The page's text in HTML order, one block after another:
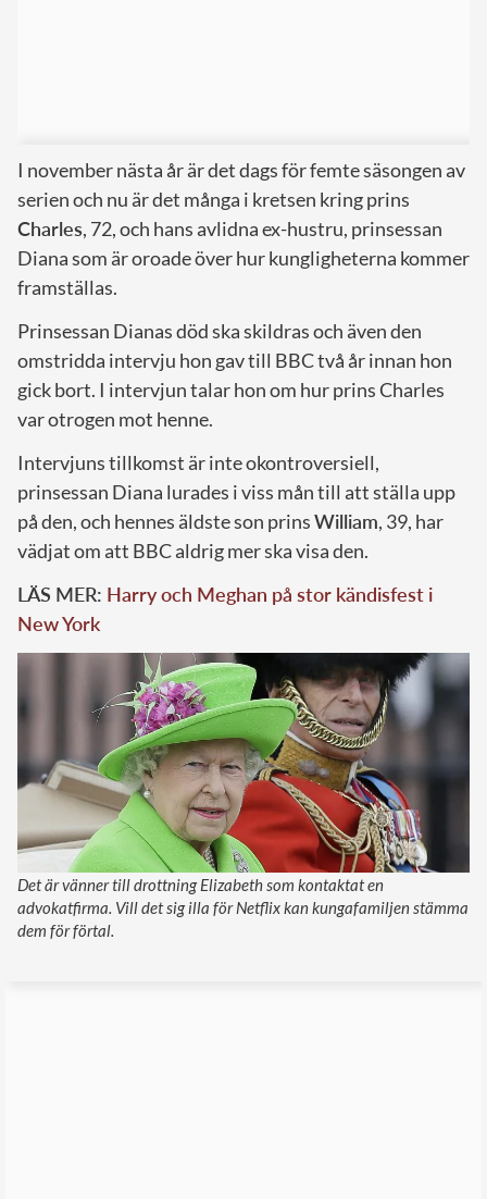
I november nästa år är det dags för femte säsongen av
serien och nu är det många i kretsen kring prins
Charles, 72, och hans avlidna ex-hustru, prinsessan
Diana som är oroade över hur kungligheterna kommer
framställas.
Prinsessan Dianas död ska skildras och även den
omstridda intervju hon gav till BBC två år innan hon
gick bort. I intervjun talar hon om hur prins Charles
var otrogen mot henne.
Intervjuns tillkomst är inte okontroversiell,
prinsessan Diana lurades i viss mån till att ställa upp
på den, och hennes äldste son prinsWilliam, 39, har
vädjat om att BBC aldrig mer ska visa den.
LÄS MER: Harry och Meghan på stor kändisfest i
New York
Det är vänner till drottning Elizabeth som kontaktat en
advokatfirma. Vill det sig illa för Netflix kan kungafamiljen stämma
dem för förtal.